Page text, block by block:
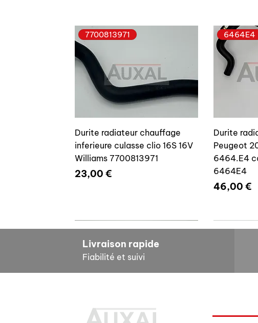
7700813971
Durite radiateur chauffage
inferieure culasse clio 16S 16V
Williams 7700813971
Prix
23,00 €
6464E4
Durite
Peugeot
6464.E4
6464E4
Prix
46,00 €
7700804635
Livraison rapide
Fiabilité et suivi